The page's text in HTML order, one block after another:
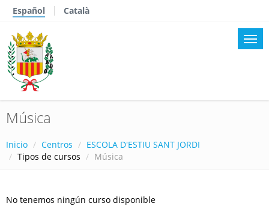
Español Català
Música
Inicio Centros
ESCOLA D'ESTIU SANT JORDI
Tipos de cursos
Música
No tenemos ningún curso disponible